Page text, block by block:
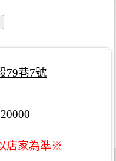
79巷7號
店家為準※